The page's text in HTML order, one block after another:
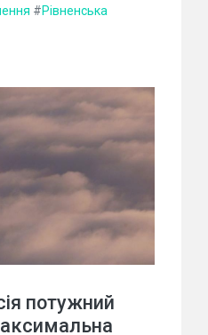
#Рівненська
потужний